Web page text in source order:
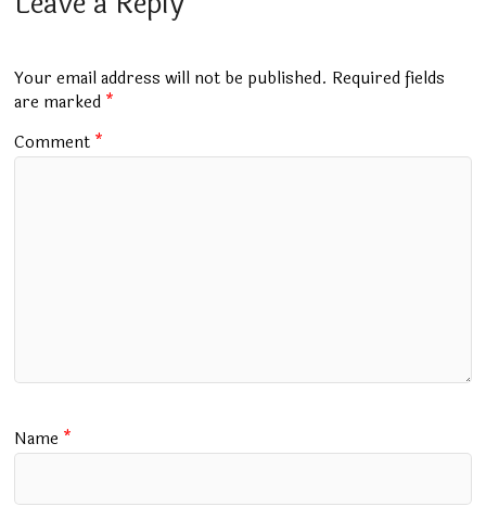
o
k
p
p
m
Your email address will not be published. Required fields
are marked *
Comment *
Name *